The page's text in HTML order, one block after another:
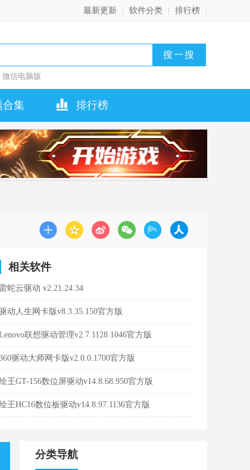
最新更新 软件分类 排行榜
微信电脑版
合集 排行榜
相关软件
蛇云驱动 v2.21.24.34
动人生网卡版v8.3.35.150官方版
联想驱动管理v2.7.1128.1046官方版
驱动大师网卡版v2.0.0.1700官方版
王GT-156数位屏驱动v14.8.68.950官方版
王HC16数位板驱动v14.8.97.1136官方版
分类导航